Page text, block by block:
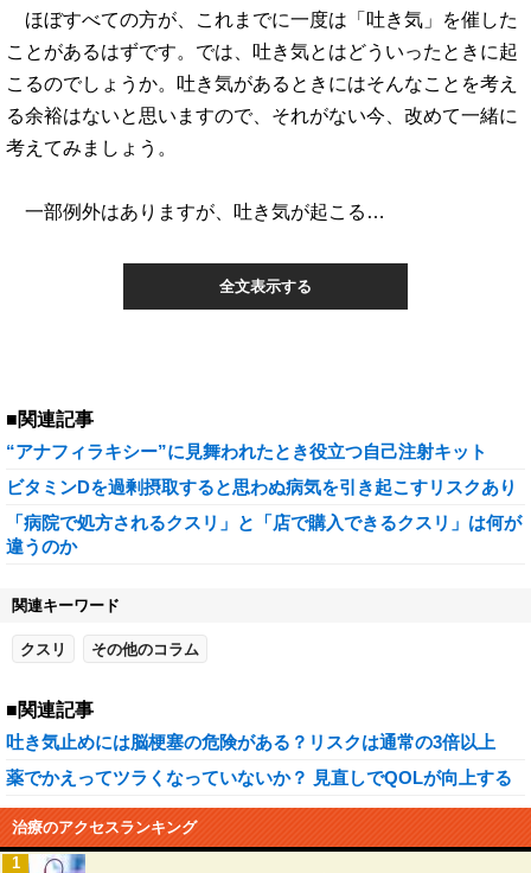
ほぼすべての方が、これまでに一度は「吐き気」を催した
ことがあるはずです。では、吐き気とはどういったときに起
こるのでしょうか。吐き気があるときにはそんなことを考え
る余裕はないと思いますので、それがない今、改めて一緒に
考えてみましょう。
一部例外はありますが、吐き気が起こる…
全文表示する
■関連記事
“アナフィラキシー”に見舞われたとき役立つ自己注射キット
ビタミンDを過剰摂取すると思わぬ病気を引き起こすリスクあり
「病院で処方されるクスリ」と「店で購入できるクスリ」は何が
違うのか
関連キーワード
クスリ その他のコラム
■関連記事
吐き気止めには脳梗塞の危険がある？リスクは通常の3倍以上
薬でかえってツラくなっていないか？ 見直しでQOLが向上する
治療のアクセスランキング
1